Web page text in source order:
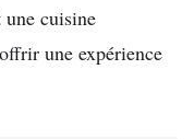
une cuisine
une expérience